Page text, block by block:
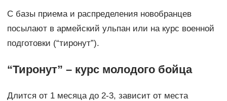
С базы приема и распределения новобранцев
посылают в армейский ульпан или на курс военной
подготовки (“тиронут”).
“Тиронут” – курс молодого бойца
Длится от 1 месяца до 2-3, зависит от места